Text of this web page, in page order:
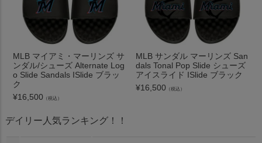
MLB マイアミ・マーリンズ サ
ンダル/シューズ Alternate Log
o Slide Sandals ISlide ブラッ
ク
¥16,500 （税込）
MLB サンダル マーリンズ San
dals Tonal Pop Slide シューズ
アイスライド ISlide ブラック
¥16,500 （税込）
デイリー人気ランキング！！